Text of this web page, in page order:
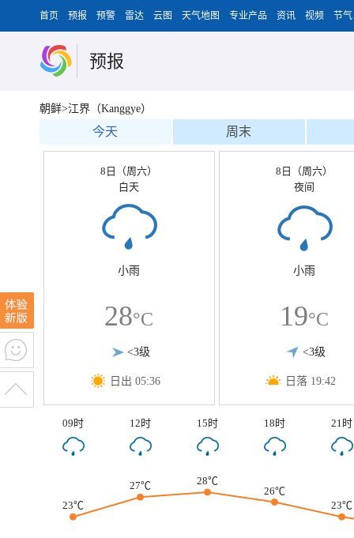
首页 预报 预警 雷达 云图 天气地图 专业产品 资讯 视频 节气
预报
朝鲜>江界（Kanggye）
今天 周末
8日（周六）
白天
小雨
28°C
<3级
日出 05:36
8日（周六）
夜间
小雨
19°C
<3级
日落 19:42
09时 12时 15时 18时 21时
23℃
27℃
28℃
26℃
23℃